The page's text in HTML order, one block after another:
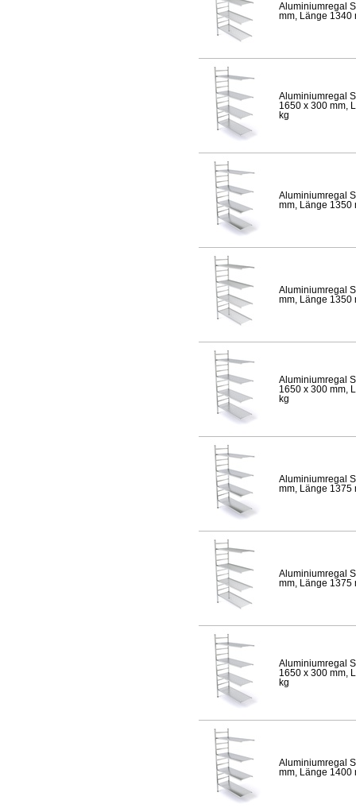
Aluminiumregal
mm, Länge 1340
Aluminiumregal
1650 x 300 mm,
kg
Aluminiumregal
mm, Länge 1350
Aluminiumregal
mm, Länge 1350
Aluminiumregal
1650 x 300 mm,
kg
Aluminiumregal
mm, Länge 1375
Aluminiumregal
mm, Länge 1375
Aluminiumregal
1650 x 300 mm,
kg
Aluminiumregal
mm, Länge 1400